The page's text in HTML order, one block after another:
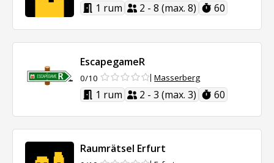
1 rum 2 - 8 (max. 8) 60
EscapegameR
0/10 Masserberg
1 rum 2 - 3 (max. 3) 60
Raumrätsel Erfurt